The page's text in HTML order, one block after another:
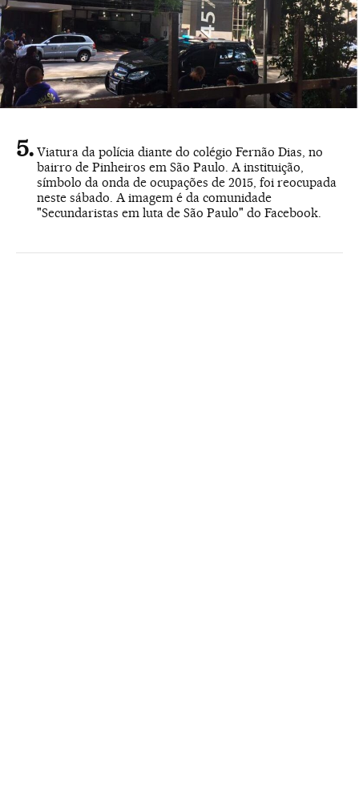
Viatura da polícia diante do colégio Fernão Dias, no
bairro de Pinheiros em São Paulo. A instituição,
símbolo da onda de ocupações de 2015, foi reocupada
neste sábado. A imagem é da comunidade
"Secundaristas em luta de São Paulo" do Facebook.